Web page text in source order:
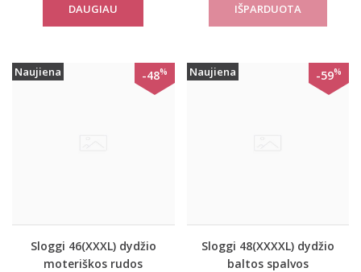
DAUGIAU
Naujiena -48%
Sloggi 46(XXXL) dydžio
moteriškos rudos
Naujiena -59%
Sloggi 48(XXXXL) dydžio
baltos spalvos